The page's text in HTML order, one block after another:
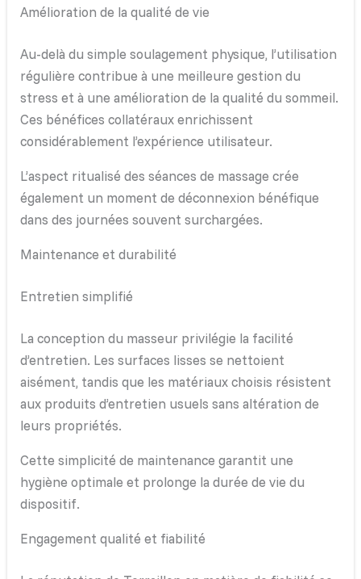
Amélioration de la qualité de vie
Au-delà du simple soulagement physique, l’utilisation
régulière contribue à une meilleure gestion du
stress et à une amélioration de la qualité du sommeil.
Ces bénéfices collatéraux enrichissent
considérablement l’expérience utilisateur.
L’aspect ritualisé des séances de massage crée
également un moment de déconnexion bénéfique
dans des journées souvent surchargées.
Maintenance et durabilité
Entretien simplifié
La conception du masseur privilégie la facilité
d’entretien. Les surfaces lisses se nettoient
aisément, tandis que les matériaux choisis résistent
aux produits d’entretien usuels sans altération de
leurs propriétés.
Cette simplicité de maintenance garantit une
hygiène optimale et prolonge la durée de vie du
dispositif.
Engagement qualité et fiabilité